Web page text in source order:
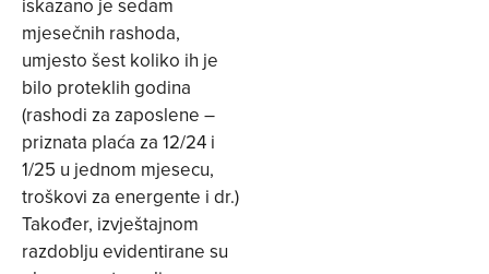
mjesečnih rashoda,
umjesto šest koliko ih je
bilo proteklih godina
(rashodi za zaposlene –
priznata plaća za 12/24 i
1/25 u jednom mjesecu,
troškovi za energente i dr.)
Također, izvještajnom
razdoblju evidentirane su